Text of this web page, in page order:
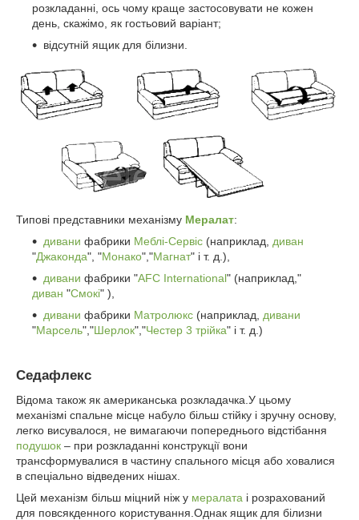
розкладанні, ось чому краще застосовувати не кожен
день, скажімо, як гостьовий варіант;
відсутній ящик для білизни.
Типові представники механізму Мералат:
дивани фабрики Меблі-Сервіс (наприклад, диван
"Джаконда", "Монако","Магнат" і т. д.),
дивани фабрики "AFC International" (наприклад,"
диван "Смокі" ),
дивани фабрики Матролюкс (наприклад, дивани
"Марсель","Шерлок","Честер 3 трійка" і т. д.)
Седафлекс
Відома також як американська розкладачка.У цьому
механізмі спальне місце набуло більш стійку і зручну основу,
легко висувалося, не вимагаючи попереднього відстібання
подушок – при розкладанні конструкції вони
трансформувалися в частину спального місця або ховалися
в спеціально відведених нішах.
Цей механізм більш міцний ніж у мералата і розрахований
для повсякденного користування.Однак ящик для білизни